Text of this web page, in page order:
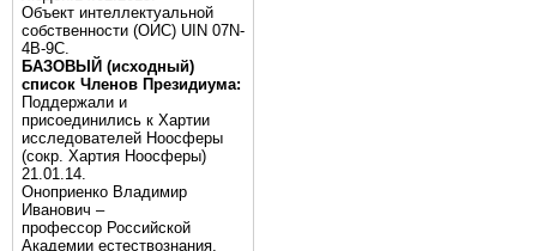
Объект интеллектуальной
собственности (ОИС) UIN 07N-
4B-9C.
БАЗОВЫЙ (исходный)
список Членов Президиума:
Поддержали и
присоединились к Хартии
исследователей Ноосферы
(сокр. Хартия Ноосферы)
21.01.14.
Оноприенко Владимир
Иванович –
профессор Российской
Академии естествознания,